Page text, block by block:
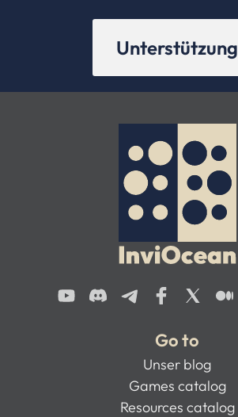
Unterstützung
Go to
Unser blog
Games catalog
Resources catalog